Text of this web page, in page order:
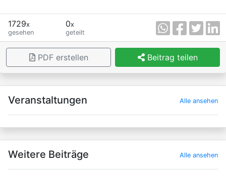
1729x
gesehen
0x
geteilt
PDF erstellen Beitrag teilen
×
Veranstaltungen Alle ansehen
Weitere Beiträge Alle ansehen